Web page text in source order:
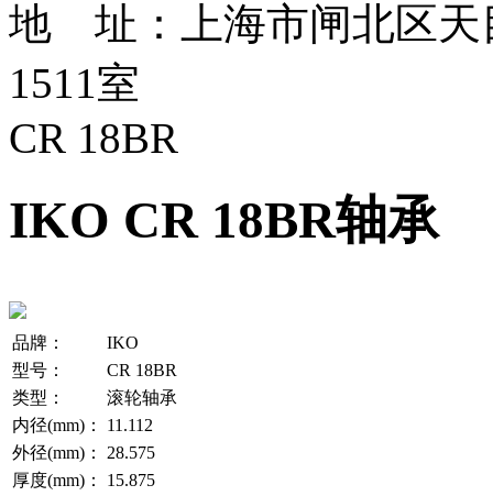
地 址：上海市闸北区天
1511室
CR 18BR
IKO CR 18BR轴承
品牌：
IKO
型号：
CR 18BR
类型：
滚轮轴承
内径(mm)：
11.112
外径(mm)：
28.575
厚度(mm)：
15.875